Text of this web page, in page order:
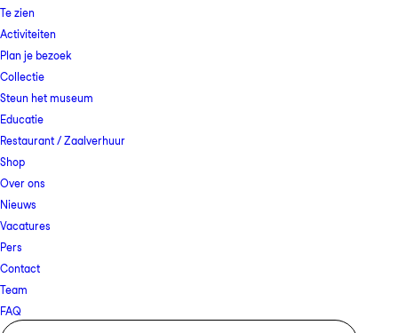
Te zien
Activiteiten
Plan je bezoek
Collectie
Steun het museum
Educatie
Restaurant / Zaalverhuur
Shop
Over ons
Nieuws
Vacatures
Pers
Contact
Team
FAQ